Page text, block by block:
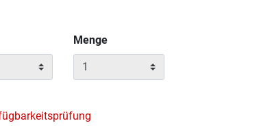
Menge